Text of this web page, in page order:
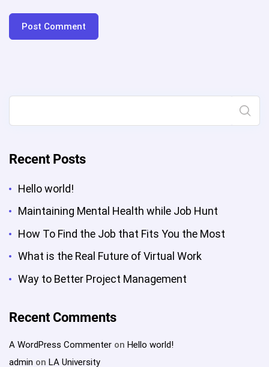
Recent Posts
Hello world!
Maintaining Mental Health while Job Hunt
How To Find the Job that Fits You the Most
What is the Real Future of Virtual Work
Way to Better Project Management
Recent Comments
A WordPress Commenter on Hello world!
admin on LA University